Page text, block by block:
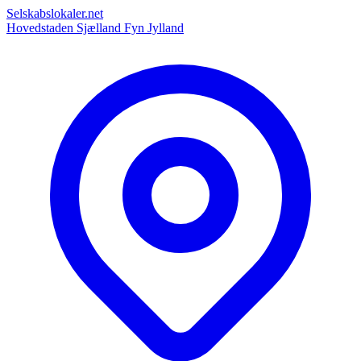
Selskabslokaler.net
Hovedstaden Sjælland Fyn Jylland